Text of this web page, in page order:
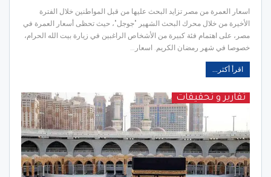
اسعار العمرة من مصر تزايد البحث عليها من قبل المواطنين خلال الفترة
الأخيرة من خلال محرك البحث الشهير "جوجل"، حيث تحظى أسعار العمرة في
مصر، على اهتمام فئة كبيرة من الأشخاص الراغبين في زيارة بيت الله الحرام،
خصوصا في شهر رمضان الكريم. اسعار…
اقرأ أكثر...
تقارير و تحقيقات